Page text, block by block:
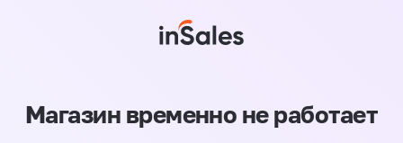
Магазин временно не работает